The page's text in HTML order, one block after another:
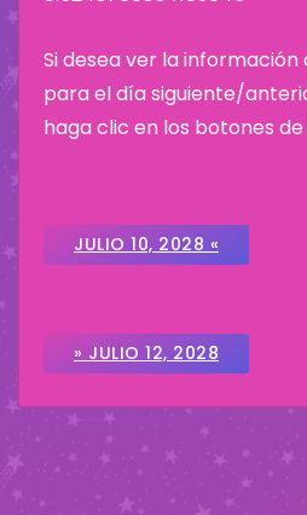
Si desea ver la información
para el día siguiente/
haga clic en los botones de
JULIO 10, 2028 «
» JULIO 12, 2028